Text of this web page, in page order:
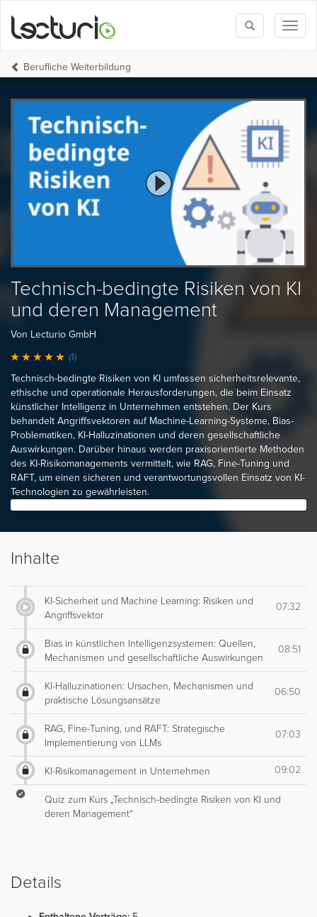
Toggle
search
Berufliche Weiterbildung
Technisch-bedingte Risiken von KI
und deren Management
Von Lecturio GmbH
(1)
Technisch-bedingte Risiken von KI umfassen sicherheitsrelevante,
ethische und operationale Herausforderungen, die beim Einsatz
künstlicher Intelligenz in Unternehmen entstehen. Der Kurs
behandelt Angriffsvektoren auf Machine-Learning-Systeme, Bias-
Problematiken, KI-Halluzinationen und deren gesellschaftliche
Auswirkungen. Darüber hinaus werden praxisorientierte Methoden
des KI-Risikomanagements vermittelt, wie RAG, Fine-Tuning und
RAFT, um einen sicheren und verantwortungsvollen Einsatz von KI-
Technologien zu gewährleisten.
Inhalte
KI-Sicherheit und Machine Learning: Risiken und
Angriffsvektor
07:32
Bias in künstlichen Intelligenzsystemen: Quellen,
Mechanismen und gesellschaftliche Auswirkungen
08:51
KI-Halluzinationen: Ursachen, Mechanismen und
praktische Lösungsansätze
06:50
RAG, Fine-Tuning, und RAFT: Strategische
Implementierung von LLMs
07:03
KI-Risikomanagement in Unternehmen 09:02
Quiz zum Kurs „Technisch-bedingte Risiken von KI und
deren Management“
Details